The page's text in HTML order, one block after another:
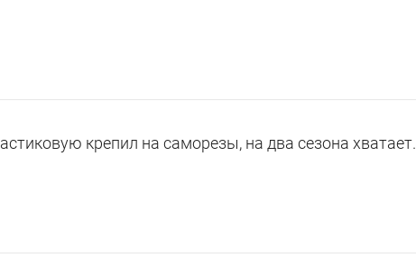
крепил на саморезы, на два сезона хватает.